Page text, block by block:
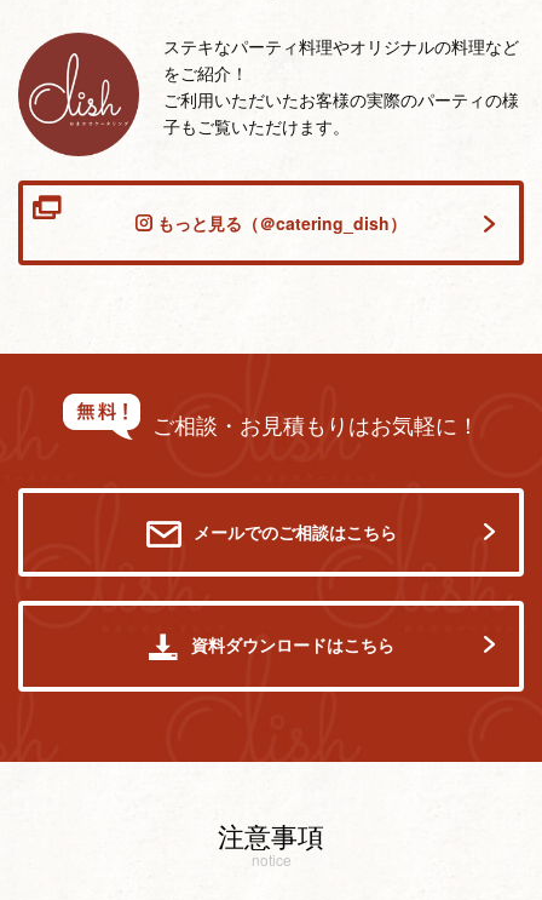
ステキなパーティ料理やオリジナルの料理など
をご紹介！
ご利用いただいたお客様の実際のパーティの様
子もご覧いただけます。
もっと見る（＠catering_dish）
ご相談・お見積もりはお気軽に！
メールでのご相談はこちら
資料ダウンロードはこちら
注意事項
notice